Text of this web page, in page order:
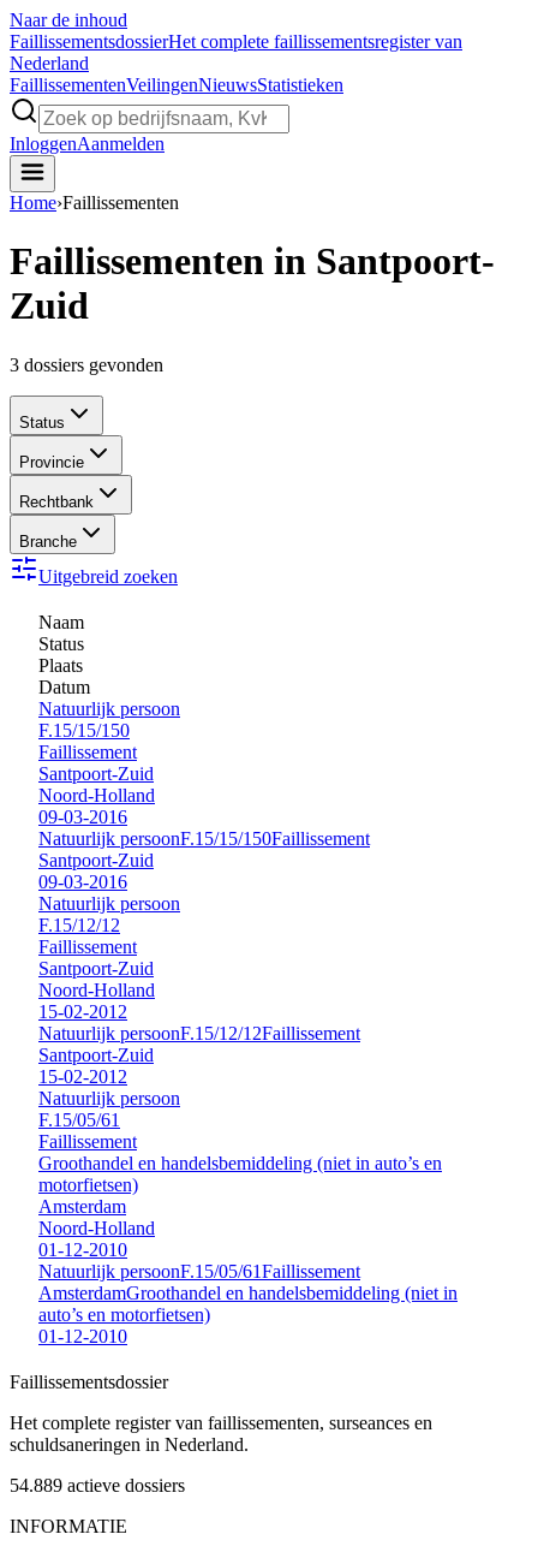
Naar de inhoud
FaillissementsdossierHet complete faillissementsregister van
Nederland
FaillissementenVeilingenNieuwsStatistieken
InloggenAanmelden
Home›Faillissementen
Faillissementen in Santpoort-
Zuid
3 dossiers gevonden
Status
Provincie
Rechtbank
Branche
Uitgebreid zoeken
Naam
Status
Plaats
Datum
Natuurlijk persoon
F.15/15/150
Faillissement
Santpoort-Zuid
Noord-Holland
09-03-2016
Natuurlijk persoonF.15/15/150Faillissement
Santpoort-Zuid
09-03-2016
Natuurlijk persoon
F.15/12/12
Faillissement
Santpoort-Zuid
Noord-Holland
15-02-2012
Natuurlijk persoonF.15/12/12Faillissement
Santpoort-Zuid
15-02-2012
Natuurlijk persoon
F.15/05/61
Faillissement
Groothandel en handelsbemiddeling (niet in auto’s en
motorfietsen)
Amsterdam
Noord-Holland
01-12-2010
Natuurlijk persoonF.15/05/61Faillissement
AmsterdamGroothandel en handelsbemiddeling (niet in
auto’s en motorfietsen)
01-12-2010
Faillissementsdossier
Het complete register van faillissementen, surseances en
schuldsaneringen in Nederland.
54.889 actieve dossiers
INFORMATIE